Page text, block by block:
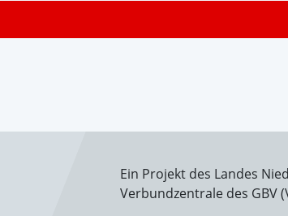
Ein Projekt des Landes
Verbundzentrale des GBV